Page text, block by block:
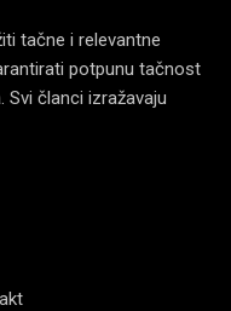
tačne i relevantne
potpunu tačnost
Svi članci izražavaju